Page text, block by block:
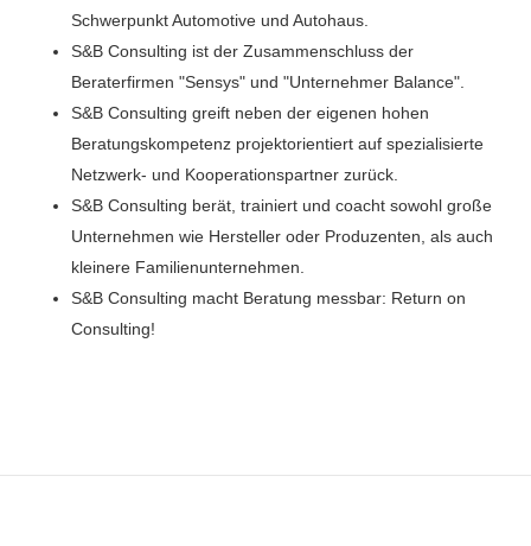
Schwerpunkt Automotive und Autohaus.
S&B Consulting ist der Zusammenschluss der
Beraterfirmen "Sensys" und "Unternehmer Balance".
S&B Consulting greift neben der eigenen hohen
Beratungskompetenz projektorientiert auf spezialisierte
Netzwerk- und Kooperationspartner zurück.
S&B Consulting berät, trainiert und coacht sowohl große
Unternehmen wie Hersteller oder Produzenten, als auch
kleinere Familienunternehmen.
S&B Consulting macht Beratung messbar: Return on
Consulting!